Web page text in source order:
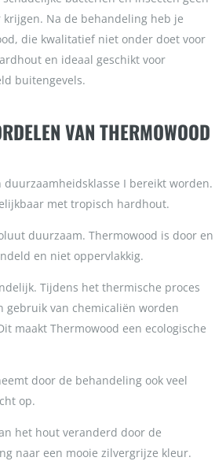
krijgen. Na de behandeling heb je
die kwalitatief niet onder doet voor
en ideaal geschikt voor
buitengevels.
VAN THERMOWOOD
duurzaamheidsklasse I bereikt worden.
met tropisch hardhout.
duurzaam. Thermowood is door en
en niet oppervlakkig.
Tijdens het thermische proces
gebruik van chemicaliën worden
maakt Thermowood een ecologische
door de behandeling ook veel
op.
het hout veranderd door de
naar een mooie zilvergrijze kleur.